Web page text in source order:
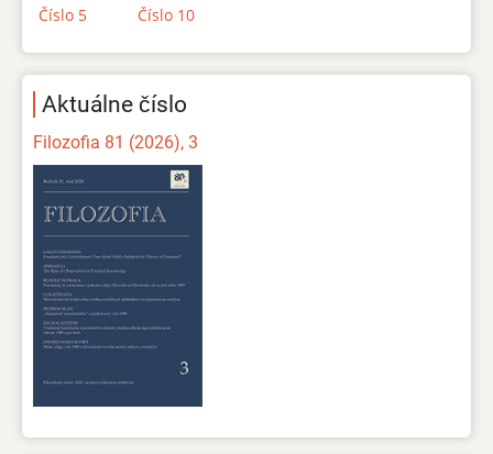
Číslo 5
Číslo 10
Aktuálne číslo
Filozofia 81 (2026), 3